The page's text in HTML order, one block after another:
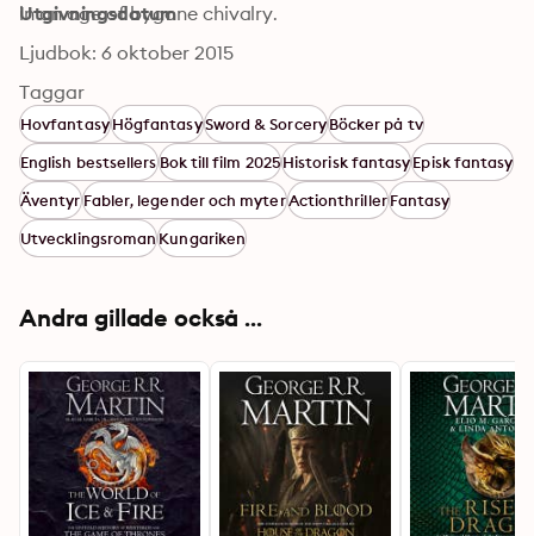
in an age of bygone chivalry.
Utgivningsdatum
Ljudbok: 6 oktober 2015
Taggar
HovfantasyHögfantasySword & SorceryBöcker på tv
English bestsellersBok till film 2025Historisk fantasyEpisk fantasy
ÄventyrFabler, legender och myterActionthrillerFantasy
UtvecklingsromanKungariken
Andra gillade också ...